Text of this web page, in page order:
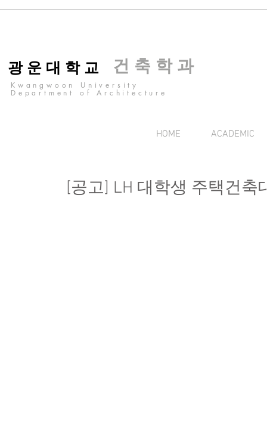
Kwangwoon University
Department of Architecture
광 운 대 학 교 건 축 학 과
HOME ACADEMIC
[공고] LH 대학생 주택건축